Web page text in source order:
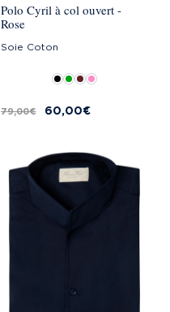
Polo Cyril à col ouvert -
Rose
Soie Coton
79,00 € 60,00 €